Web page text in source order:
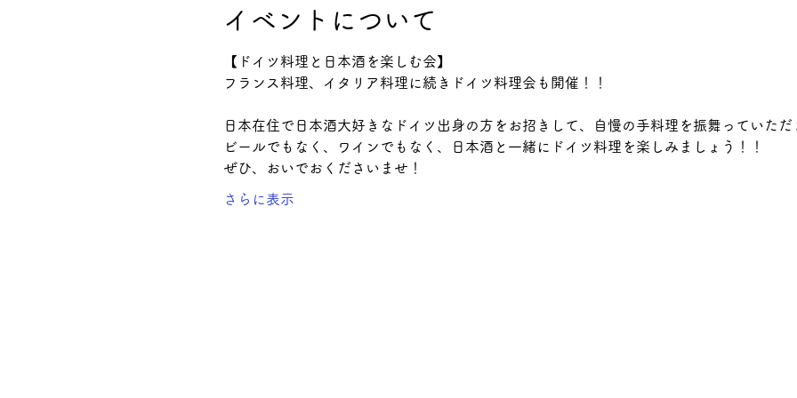
イベントについて
【ドイツ料理と日本酒を楽しむ会】
フランス料理、イタリア料理に続きドイツ料理会も開催！！
日本在住で日本酒大好きなドイツ出身の方をお招きして、自慢の手料理を振舞っていただ
ビールでもなく、ワインでもなく、日本酒と一緒にドイツ料理を楽しみましょう！！
ぜひ、おいでおくださいませ！
さらに表示